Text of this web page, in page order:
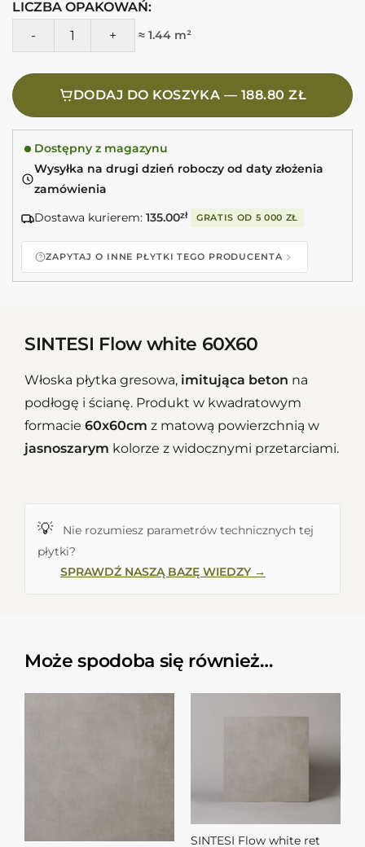
LICZBA OPAKOWAŃ:
ilość SINTESI Flow white 60X60 Gres beton 60x60
≈ 1.44 m²
DODAJ DO KOSZYKA — 188.80 ZŁ
Dostępny z magazynu
Wysyłka na drugi dzień roboczy od daty złożenia
zamówienia
Dostawa kurierem: 135.00zł GRATIS OD 5 000 ZŁ
ZAPYTAJ O INNE PŁYTKI TEGO PRODUCENTA
SINTESI Flow white 60X60
Włoska płytka gresowa, imitująca beton na
podłogę i ścianę. Produkt w kwadratowym
formacie 60x60cm z matową powierzchnią w
jasnoszarym kolorze z widocznymi przetarciami.
💡
Nie rozumiesz parametrów technicznych tej
płytki?
SPRAWDŹ NASZĄ BAZĘ WIEDZY →
Może spodoba się również…
SINTESI Flow white ret